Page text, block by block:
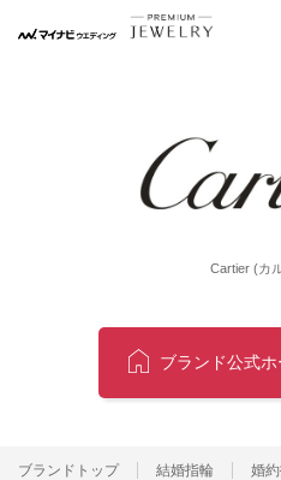
Cartier (カ
ブランド公式
ブランドトップ 結婚指輪 婚